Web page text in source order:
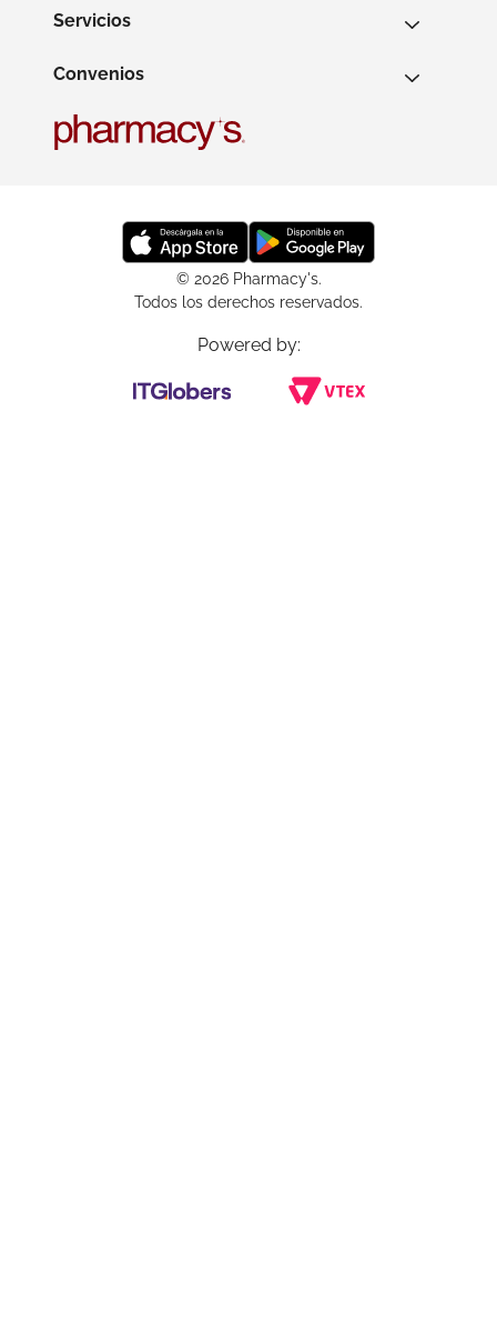
Servicios
Convenios
© 2026 Pharmacy's.
Todos los derechos reservados.
Powered by: